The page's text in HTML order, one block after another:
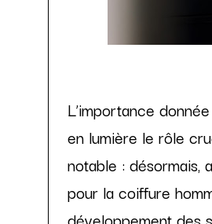
L’importance
en lumière le rôle
notable : désormais,
pour la coiffure